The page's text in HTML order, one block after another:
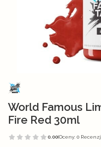
World Famous
Fire Red 30ml
0.00(Oceny: 0